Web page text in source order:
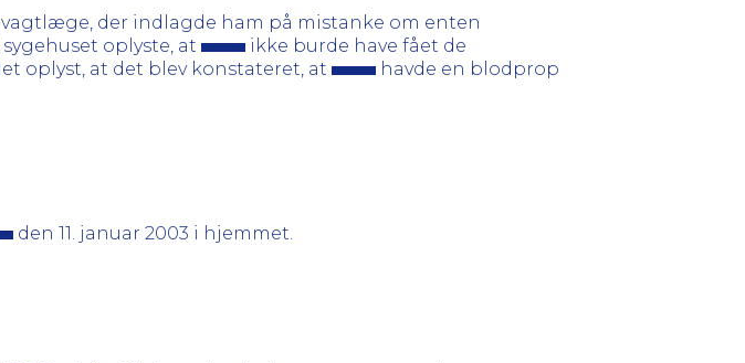
der indlagde ham på mistanke om enten
oplyste, at
ikke burde have fået de
oplyst, at det blev konstateret, at
havde en blodprop
den 11. januar 2003 i hjemmet.